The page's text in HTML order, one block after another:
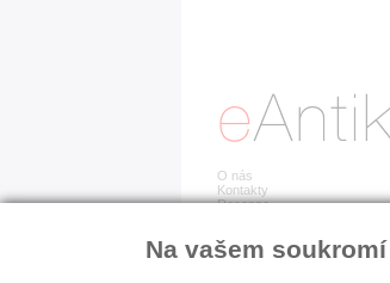
O nás
Kontakty
Recenze
Detail položky
Na vašem